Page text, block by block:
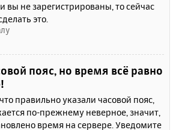
вы не зарегистрированы, то сейчас
это.
пояс, но время всё равно
правильно указали часовой пояс,
по-прежнему неверное, значит,
время на сервере. Уведомите